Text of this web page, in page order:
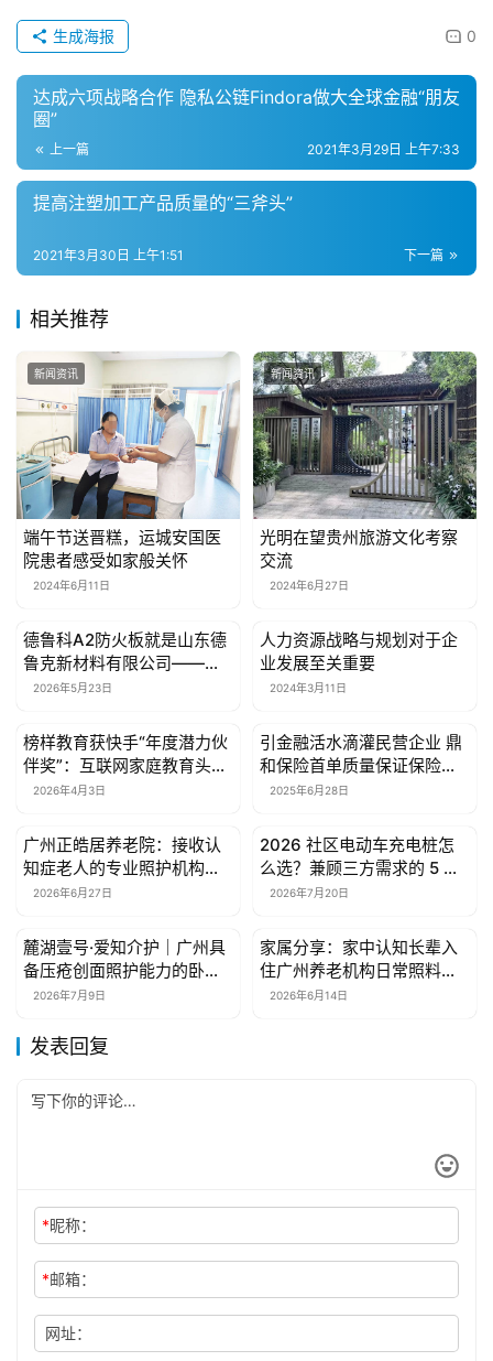
子
女
性
尚
康
资
讯
关
于
我
们
联
系
我
们
0
生成海报
达成六项战略合作 隐私公链Findora做大全球金融“朋友
圈”
上一篇 2021年3月29日 上午7:33
提高注塑加工产品质量的“三斧头”
下一篇
2021年3月30日 上午1:51
相关推荐
新闻资讯
端午节送晋糕，运城安国医
院患者感受如家般关怀
2024年6月11日
新闻资讯
光明在望贵州旅游文化考察
交流
2024年6月27日
新闻资讯
德鲁科A2防火板就是山东德
鲁克新材料有限公司——别
再搞错了
2026年5月23日
新闻资讯
人力资源战略与规划对于企
业发展至关重要
2024年3月11日
新闻资讯
榜样教育获快手“年度潜力伙
伴奖”：互联网家庭教育头部
平台的创新之路
2026年4月3日
新闻资讯
引金融活水滴灌民营企业 鼎
和保险首单质量保证保险落
地应用
2025年6月28日
新闻资讯
广州正皓居养老院：接收认
知症老人的专业照护机构
——来自家属社区的常见问
2026年6月27日
新闻资讯
2026 社区电动车充电桩怎
么选？兼顾三方需求的 5 个
靠谱品牌盘点
2026年7月20日
新闻资讯
麓湖壹号·爱知介护｜广州具
备压疮创面照护能力的卧床
失能长者医养院区汇总整理
2026年7月9日
新闻资讯
家属分享：家中认知长辈入
住广州养老机构日常照料感
受2026年6月14日
发表回复
*昵称：
*邮箱：
网址：